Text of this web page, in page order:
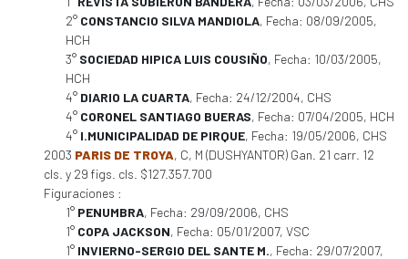
2° CONSTANCIO SILVA MANDIOLA, Fecha: 08/09/2005,
HCH
3° SOCIEDAD HIPICA LUIS COUSIÑO, Fecha: 10/03/2005,
HCH
4° DIARIO LA CUARTA, Fecha: 24/12/2004, CHS
4° CORONEL SANTIAGO BUERAS, Fecha: 07/04/2005, HCH
4° I.MUNICIPALIDAD DE PIRQUE, Fecha: 19/05/2006, CHS
2003 PARIS DE TROYA, C, M (DUSHYANTOR) Gan. 21 carr. 12
cls. y 29 figs. cls. $127.357.700
Figuraciones :
1° PENUMBRA, Fecha: 29/09/2006, CHS
1° COPA JACKSON, Fecha: 05/01/2007, VSC
1° INVIERNO-SERGIO DEL SANTE M., Fecha: 29/07/2007,